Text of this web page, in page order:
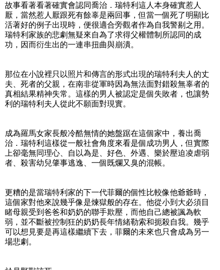
故事看著看著確實會認同喬治．瑞特利這人本身確實惹人
厭，當然惹人厭跟死有餘辜是兩回事，但當一個死了明顯比
活著好的例子出現時，便很適合旁觀者作為自我警剔之用。
瑞特利家族的悲劇無疑來自為了求得父權體制所認同的成
功，因而衍生出的一連串扭曲與崩潰。
那位在小說裡只以照片和傳言的形式出現的瑞特利夫人的丈
夫、死者的父親，在南非從軍時因為無法面對錯殺無辜者的
真相結果精神失常。這樣的男人被認定是個失敗者，也讓勢
利的瑞特利夫人從此不願面對現實。
成為羅馬女家長般冷酷無情的她盤踞在這個家中，養出喬
治．瑞特利這樣從一般社會角度來看是個成功男人，但實際
上卻毫無同理心、自以為是、好色、外遇、樂於壓迫凌虐弱
者、殺害幼兒肇事逃逸、一個既爛又臭的混帳。
更糟的是當瑞特利家的下一代菲爾的個性比較像他爺爺時，
這個家對他來說幾乎像是煉獄般的存在。他從小到大必須目
睹母親受到爸爸和奶奶的聯手欺壓，而他自己總被諷為軟
弱，並不斷被控制狂的奶奶長年情緒勒索和扼殺自我。幾乎
可以想見要是再這樣繼續下去，菲爾的未來也只會成為另一
場悲劇。